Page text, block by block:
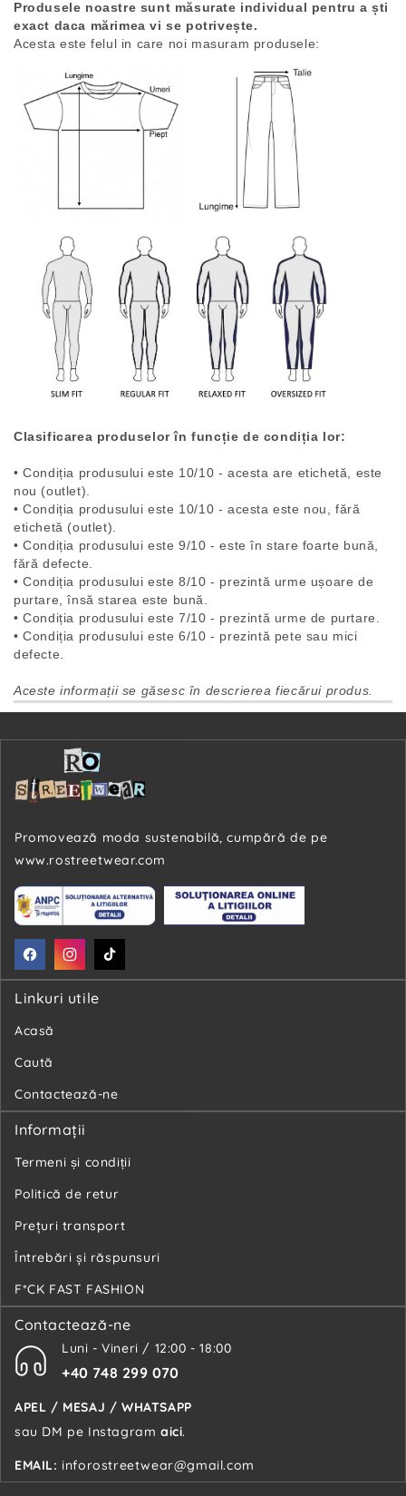
Produsele noastre sunt măsurate individual pentru a ști
exact daca mărimea vi se potrivește.
Acesta este felul in care noi masuram produsele:
Clasificarea produselor în funcție de condiția lor:
• Condiția produsului este 10/10 - acesta are etichetă, este
nou (outlet).
• Condiția produsului este 10/10 - acesta este nou, fără
etichetă (outlet).
• Condiția produsului este 9/10 - este în stare foarte bună,
fără defecte.
• Condiția produsului este 8/10 - prezintă urme ușoare de
purtare, însă starea este bună.
• Condiția produsului este 7/10 - prezintă urme de purtare.
• Condiția produsului este 6/10 - prezintă pete sau mici
defecte.
Aceste informații se găsesc în descrierea fiecărui produs.
Promovează moda sustenabilă, cumpără de pe
www.rostreetwear.com
FacebookInstagramTikTok
Linkuri utile
Acasă
Caută
Contactează-ne
Informaţii
Termeni și condiții
Politică de retur
Preţuri transport
Întrebări şi răspunsuri
F*CK FAST FASHION
Contactează-ne
Luni - Vineri / 12:00 - 18:00
+40 748 299 070
APEL / MESAJ / WHATSAPP
sau DM pe Instagram aici.
EMAIL: inforostreetwear@gmail.com